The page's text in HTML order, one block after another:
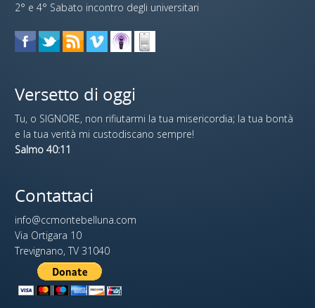
2° e 4° Sabato incontro degli universitari
Versetto di oggi
Tu, o SIGNORE, non rifiutarmi la tua misericordia; la tua bontà
e la tua verità mi custodiscano sempre!
Salmo 40:11
Contattaci
info@ccmontebelluna.com
Via Ortigara 10
Trevignano, TV 31040